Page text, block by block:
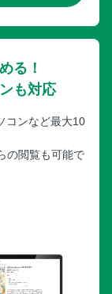
宮崎グルメ
！ご当地料理
宮崎・鹿児島
る！
も対応
コンなど最大10
の閲覧も可能で